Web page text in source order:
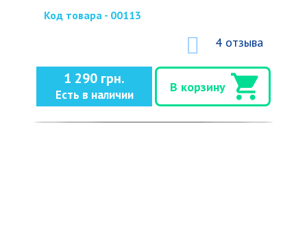
Код товара - 00113
4 отзыва
1 290 грн.
Есть в наличии
В корзину